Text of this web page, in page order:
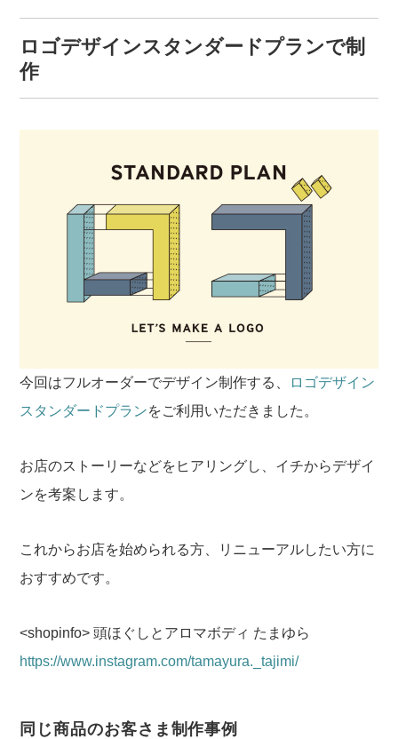
ロゴデザインスタンダードプランで制
作
今回はフルオーダーでデザイン制作する、
ロゴデザイン
スタンダードプランをご利用いただきました。
お店のストーリーなどをヒアリングし、イチからデザイ
ンを考案します。
これからお店を始められる方、リニューアルしたい方に
おすすめです。
<shopinfo> 頭ほぐしとアロマボディ たまゆら
https://www.instagram.com/tamayura._tajimi/
同じ商品のお客さま制作事例